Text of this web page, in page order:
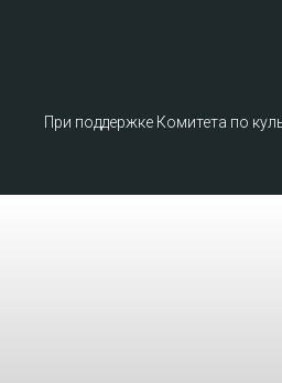
При поддержке Комитета по